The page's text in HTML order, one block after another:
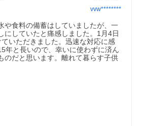
vvw********
や食料の備蓄はしていましたが、一
にしていたと痛感しました。1月4日
いただきました。迅速な対応に感
年と長いので、幸いに使わずに済ん
のだと思います。離れて暮らす子供